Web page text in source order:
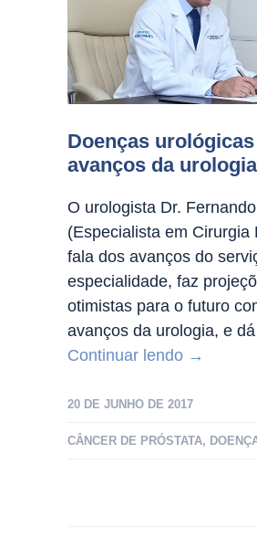
Doenças
avanços da
O urologista Dr.
(Especialista em Cirurgia
fala dos avanços do
especialidade, faz
otimistas para o futuro
avanços da urologia, e
Continuar lendo →
20 DE JUNHO DE 2017
CÂNCER DE PRÓSTATA,